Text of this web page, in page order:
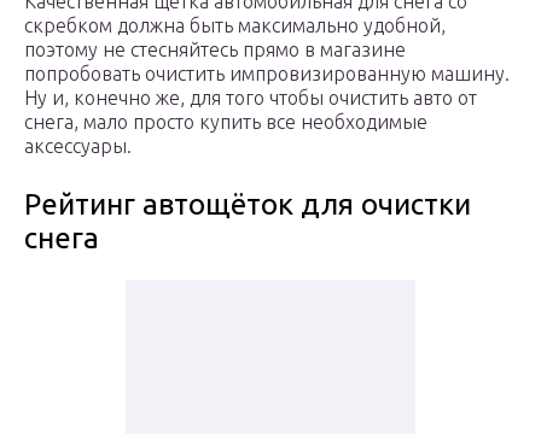
скребком должна быть максимально удобной,
поэтому не стесняйтесь прямо в магазине
попробовать очистить импровизированную машину.
Ну и, конечно же, для того чтобы очистить авто от
снега, мало просто купить все необходимые
аксессуары.
Рейтинг автощёток для очистки
снега